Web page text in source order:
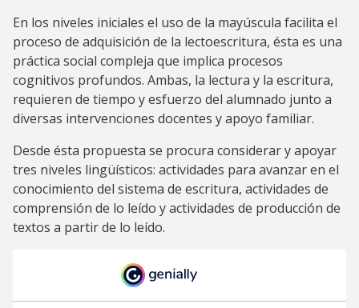
En los niveles iniciales el uso de la mayúscula facilita el
proceso de adquisición de la lectoescritura, ésta es una
práctica social compleja que implica procesos
cognitivos profundos. Ambas, la lectura y la escritura,
requieren de tiempo y esfuerzo del alumnado junto a
diversas intervenciones docentes y apoyo familiar.
Desde ésta propuesta se procura considerar y apoyar
tres niveles lingüísticos: actividades para avanzar en el
conocimiento del sistema de escritura, actividades de
comprensión de lo leído y actividades de producción de
textos a partir de lo leído.